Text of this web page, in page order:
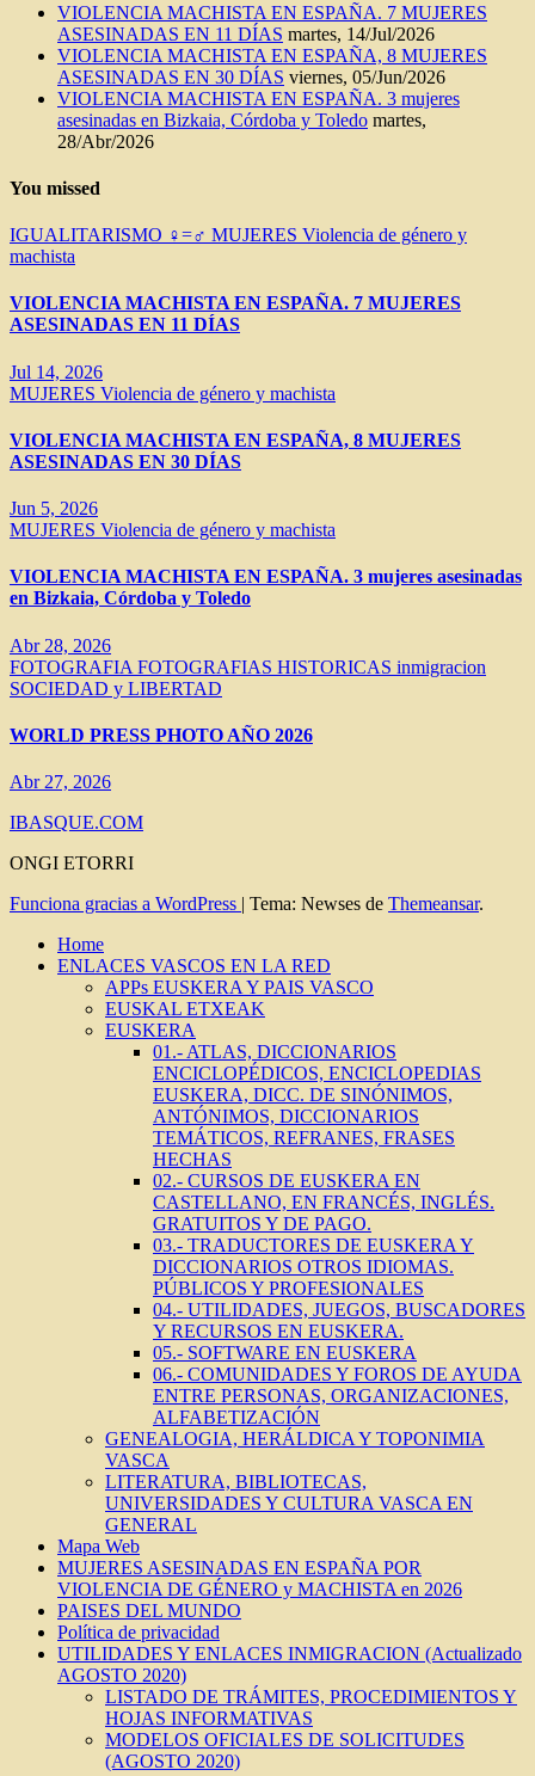
VIOLENCIA MACHISTA EN ESPAÑA. 7 MUJERES
ASESINADAS EN 11 DÍAS martes, 14/Jul/2026
VIOLENCIA MACHISTA EN ESPAÑA, 8 MUJERES
ASESINADAS EN 30 DÍAS viernes, 05/Jun/2026
VIOLENCIA MACHISTA EN ESPAÑA. 3 mujeres
asesinadas en Bizkaia, Córdoba y Toledo martes,
28/Abr/2026
You missed
IGUALITARISMO ♀=♂ MUJERES Violencia de género y
machista
VIOLENCIA MACHISTA EN ESPAÑA. 7 MUJERES
ASESINADAS EN 11 DÍAS
Jul 14, 2026
MUJERES Violencia de género y machista
VIOLENCIA MACHISTA EN ESPAÑA, 8 MUJERES
ASESINADAS EN 30 DÍAS
Jun 5, 2026
MUJERES Violencia de género y machista
VIOLENCIA MACHISTA EN ESPAÑA. 3 mujeres asesinadas
en Bizkaia, Córdoba y Toledo
Abr 28, 2026
FOTOGRAFIA FOTOGRAFIAS HISTORICAS inmigracion
SOCIEDAD y LIBERTAD
WORLD PRESS PHOTO AÑO 2026
Abr 27, 2026
IBASQUE.COM
ONGI ETORRI
Funciona gracias a WordPress | Tema: Newses de Themeansar.
Home
ENLACES VASCOS EN LA RED
APPs EUSKERA Y PAIS VASCO
EUSKAL ETXEAK
EUSKERA
01.- ATLAS, DICCIONARIOS
ENCICLOPÉDICOS, ENCICLOPEDIAS
EUSKERA, DICC. DE SINÓNIMOS,
ANTÓNIMOS, DICCIONARIOS
TEMÁTICOS, REFRANES, FRASES
HECHAS
02.- CURSOS DE EUSKERA EN
CASTELLANO, EN FRANCÉS, INGLÉS.
GRATUITOS Y DE PAGO.
03.- TRADUCTORES DE EUSKERA Y
DICCIONARIOS OTROS IDIOMAS.
PÚBLICOS Y PROFESIONALES
04.- UTILIDADES, JUEGOS, BUSCADORES
Y RECURSOS EN EUSKERA.
05.- SOFTWARE EN EUSKERA
06.- COMUNIDADES Y FOROS DE AYUDA
ENTRE PERSONAS, ORGANIZACIONES,
ALFABETIZACIÓN
GENEALOGIA, HERÁLDICA Y TOPONIMIA
VASCA
LITERATURA, BIBLIOTECAS,
UNIVERSIDADES Y CULTURA VASCA EN
GENERAL
Mapa Web
MUJERES ASESINADAS EN ESPAÑA POR
VIOLENCIA DE GÉNERO y MACHISTA en 2026
PAISES DEL MUNDO
Política de privacidad
UTILIDADES Y ENLACES INMIGRACION (Actualizado
AGOSTO 2020)
LISTADO DE TRÁMITES, PROCEDIMIENTOS Y
HOJAS INFORMATIVAS
MODELOS OFICIALES DE SOLICITUDES
(AGOSTO 2020)